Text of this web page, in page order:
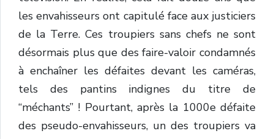
les envahisseurs ont capitulé face aux justiciers
de la Terre. Ces troupiers sans chefs ne sont
désormais plus que des faire-valoir condamnés
à enchaîner les défaites devant les caméras,
tels des pantins indignes du titre de
“méchants” ! Pourtant, après la 1000e défaite
des pseudo-envahisseurs, un des troupiers va